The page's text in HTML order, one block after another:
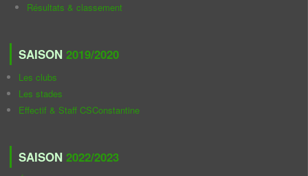
Résultats & classement
SAISON 2019/2020
Les clubs
Les stades
Effectif & Staff CSConstantine
SAISON 2022/2023